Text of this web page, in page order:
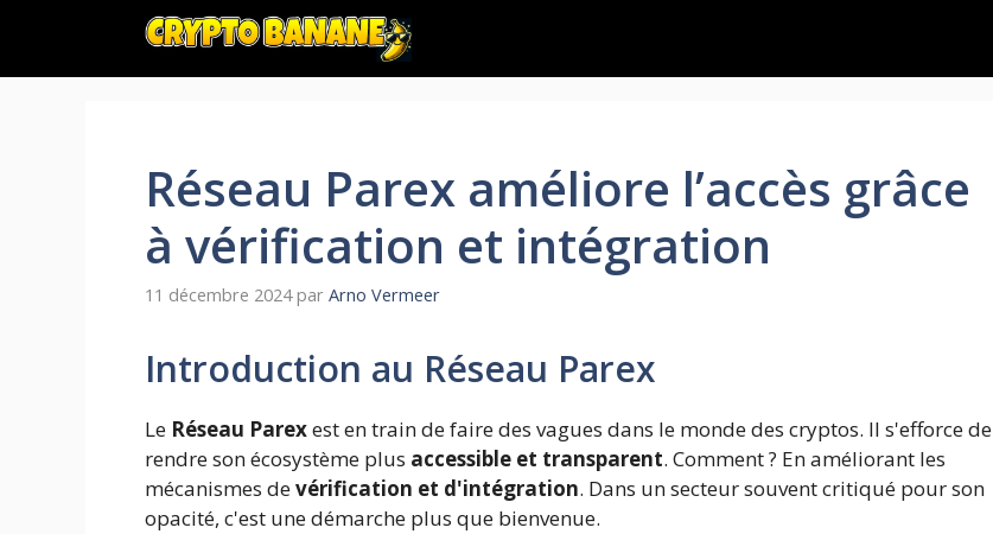
contenu
Réseau Parex améliore l’accès grâce
à vérification et intégration
11 décembre 2024 par Arno Vermeer
Introduction au Réseau Parex
Le Réseau Parexest en train de faire des vagues dans le monde des cryptos. Il s'efforce de
rendre son écosystème plus accessible et transparent. Comment ? En améliorant les
mécanismes devérification et d'intégration. Dans un secteur souvent critiqué pour son
opacité, c'est une démarche plus que bienvenue.